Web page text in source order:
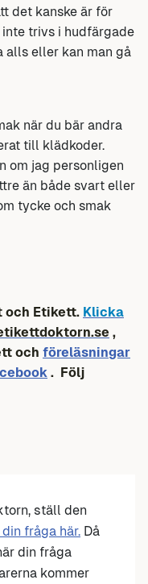
det kanske är för
trivs i hudfärgade
alls eller kan man gå
när du bär andra
till klädkoder.
om jag personligen
än både svart eller
tycke och smak
och Etikett. Klicka
,
och föreläsningar
. Följ
ställ den
fråga här. Då
din fråga
kommer